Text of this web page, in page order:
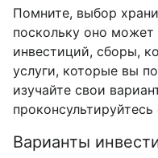
Помните, выбор
поскольку оно может
инвестиций, сборы,
услуги, которые вы
изучайте свои
Варианты